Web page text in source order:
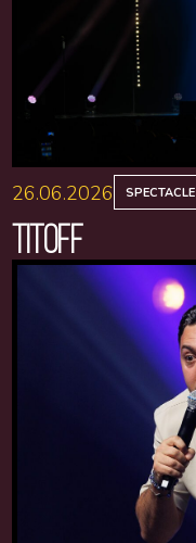
26.06.2026 SPECTACLE
TITOFF